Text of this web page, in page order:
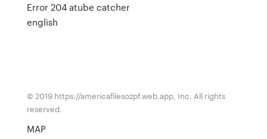
Error 204 atube catcher
english
© 2019 https://americafilesozpf.web.app, Inc. All rights
reserved.
MAP